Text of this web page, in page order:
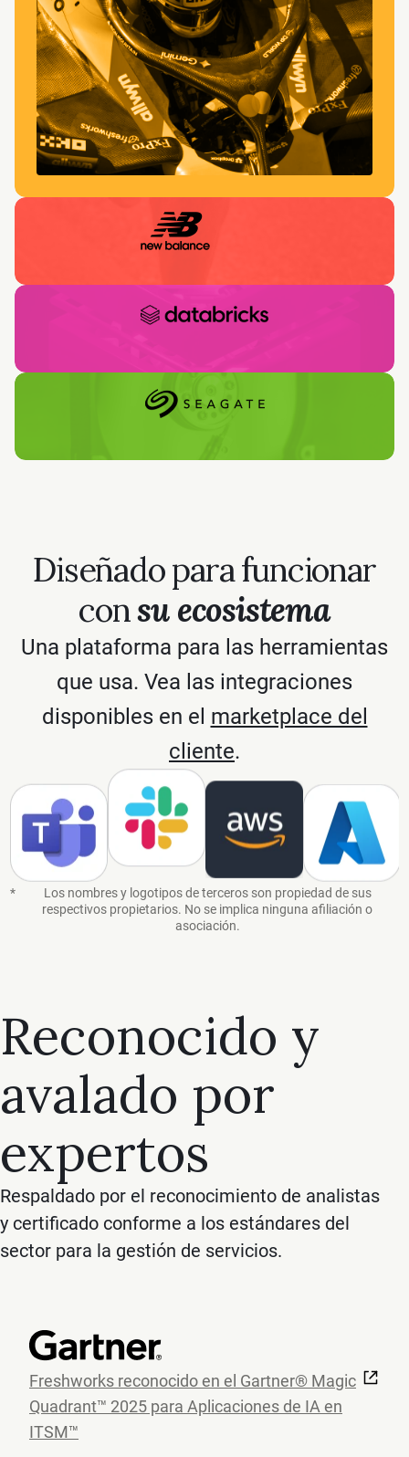
Diseñado para funcionar
consu ecosistema
Una plataforma para las herramientas
que usa. Vea las integraciones
disponibles en el marketplace del
cliente.
Amazon Web Services
*
Los nombres y logotipos de terceros son propiedad de sus
respectivos propietarios. No se implica ninguna afiliación o
asociación.
Reconocido y
avalado por
expertos
Respaldado por el reconocimiento de analistas
y certificado conforme a los estándares del
sector para la gestión de servicios.
Freshworks reconocido en el Gartner® Magic
Quadrant™ 2025 para Aplicaciones de IA en
ITSM™